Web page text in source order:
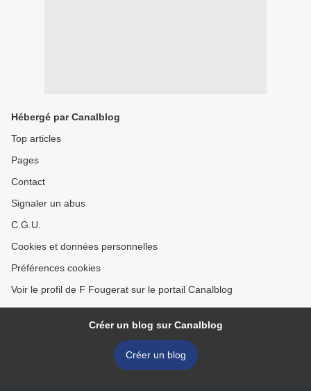
Hébergé par Canalblog
Top articles
Pages
Contact
Signaler un abus
C.G.U.
Cookies et données personnelles
Préférences cookies
Voir le profil de F Fougerat sur le portail Canalblog
Créer un blog sur Canalblog
Créer un blog